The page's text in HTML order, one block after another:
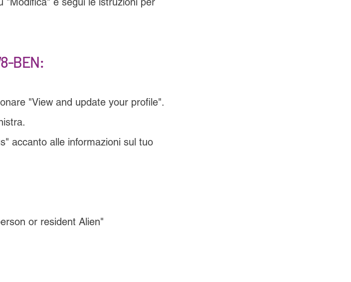
BEN:
"View and update your profile".
accanto alle informazioni sul tuo
or resident Alien"